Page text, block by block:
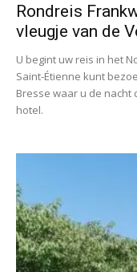
Rondreis
vleugje van de
U begint uw reis in het
Saint-Étienne kunt
Bresse waar u de
hotel.